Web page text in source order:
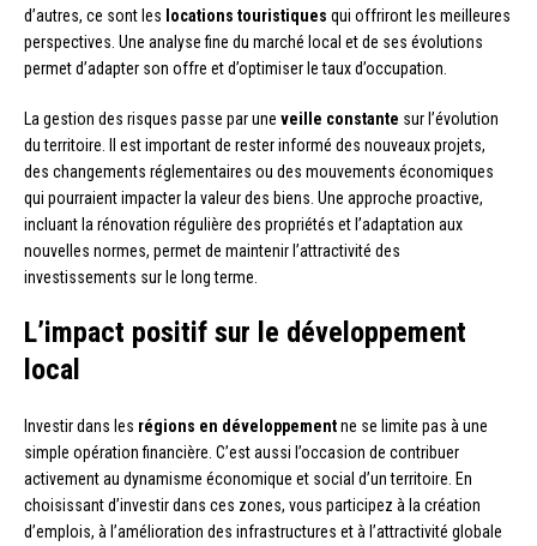
d’autres, ce sont les locations touristiques qui offriront les meilleures
perspectives. Une analyse fine du marché local et de ses évolutions
permet d’adapter son offre et d’optimiser le taux d’occupation.
La gestion des risques passe par une veille constante sur l’évolution
du territoire. Il est important de rester informé des nouveaux projets,
des changements réglementaires ou des mouvements économiques
qui pourraient impacter la valeur des biens. Une approche proactive,
incluant la rénovation régulière des propriétés et l’adaptation aux
nouvelles normes, permet de maintenir l’attractivité des
investissements sur le long terme.
L’impact positif sur le développement
local
Investir dans les régions en développementne se limite pas à une
simple opération financière. C’est aussi l’occasion de contribuer
activement au dynamisme économique et social d’un territoire. En
choisissant d’investir dans ces zones, vous participez à la création
d’emplois, à l’amélioration des infrastructures et à l’attractivité globale